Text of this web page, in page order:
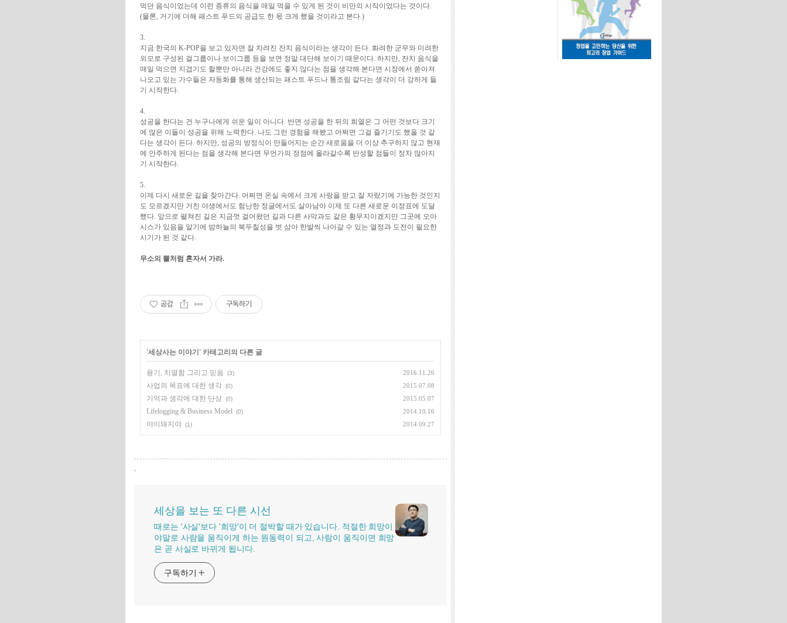
먹던 음식이었는데 이런 종류의 음식을 매일 먹을 수 있게 된 것이 비만의 시작이었다는 것이다.
(물론, 거기에 더해 패스트 푸드의 공급도 한 몫 크게 했을 것이라고 본다.)
3.
지금 한국의 K-POP을 보고 있자면 잘 차려진 잔치 음식이라는 생각이 든다. 화려한 군무와 미려한
외모로 구성된 걸그룹이나 보이그룹 등을 보면 정말 대단해 보이기 때문이다. 하지만, 잔치 음식을
매일 먹으면 지겹기도 할뿐만 아니라 건강에도 좋지 않다는 점을 생각해 본다면 시장에서 쏟아져
나오고 있는 가수들은 자동화를 통해 생산되는 패스트 푸드나 통조림 같다는 생각이 더 강하게 들
기 시작한다.
4.
성공을 한다는 건 누구나에게 쉬운 일이 아니다. 반면 성공을 한 뒤의 희열은 그 어떤 것보다 크기
에 많은 이들이 성공을 위해 노력한다. 나도 그런 경험을 해봤고 어쩌면 그걸 즐기기도 했을 것 같
다는 생각이 든다. 하지만, 성공의 방정식이 만들어지는 순간 새로움을 더 이상 추구하지 않고 현재
에 안주하게 된다는 점을 생각해 본다면 무언가의 정점에 올라갈수록 반성할 점들이 정차 많아지
기 시작한다.
5.
이제 다시 새로운 길을 찾아간다. 어쩌면 온실 속에서 크게 사랑을 받고 잘 자랐기에 가능한 것인지
도 모르겠지만 거친 야생에서도 험난한 정글에서도 살아남아 이제 또 다른 새로운 이정표에 도달
했다. 앞으로 펼쳐진 길은 지금껏 걸어왔던 길과 다른 사막과도 같은 황무지이겠지만 그곳에 오아
시스가 있음을 알기에 밤하늘의 북두칠성을 벗 삼아 한발씩 나아갈 수 있는 열정과 도전이 필요한
시기가 된 것 같다.
무소의 뿔처럼 혼자서 가라.
공감 구독하기
'세상사는 이야기 ' 카테고리의 다른 글
용기, 치열함 그리고 믿음 (3) 2016.11.26
사업의 목표에 대한 생각 (0) 2015.07.08
기억과 생각에 대한 단상 (0) 2015.05.07
Lifelogging & Business Model (0) 2014.10.16
야이돼지야 (1) 2014.09.27
,
세상을 보는 또 다른 시선
때로는 '사실'보다 '희망'이 더 절박할 때가 있습니다. 적절한 희망이
야말로 사람을 움직이게 하는 원동력이 되고, 사람이 움직이면 희망
은 곧 사실로 바뀌게 됩니다.
구독하기